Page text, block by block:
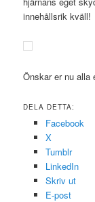
innehållsrik kväll!
Önskar er nu alla
DELA DETTA:
Facebook
X
Tumblr
LinkedIn
Skriv ut
E-post